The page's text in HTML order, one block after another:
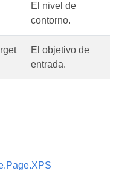
El nivel de
contorno.
El objetivo de
entrada.